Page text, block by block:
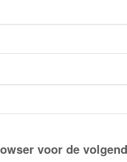
voor de